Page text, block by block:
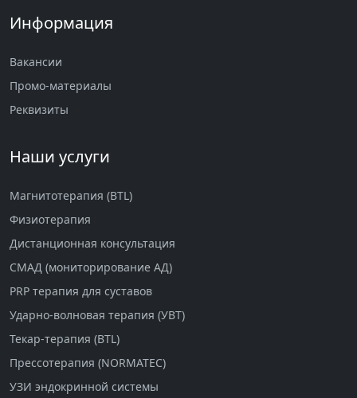
Информация
Вакансии
Промо-материалы
Реквизиты
Наши услуги
Магнитотерапия (BTL)
Физиотерапия
Дистанционная консультация
СМАД (мониторирование АД)
PRP терапия для суставов
Ударно-волновая терапия (УВТ)
Текар-терапия (BTL)
Прессотерапия (NORMATEC)
УЗИ эндокринной системы